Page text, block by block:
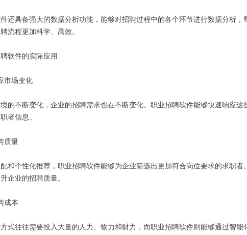
还具备强大的数据分析功能，能够对招聘过程中的各个环节进行数据分析
流程更加科学、高效。
软件的实际应用
市场变化
的不断变化，企业的招聘需求也在不断变化。职业招聘软件能够快速响应
者信息。
质量
和个性化推荐，职业招聘软件能够为企业筛选出更加符合岗位要求的求职
企业的招聘质量。
成本
式往往需要投入大量的人力、物力和财力，而职业招聘软件则能够通过智